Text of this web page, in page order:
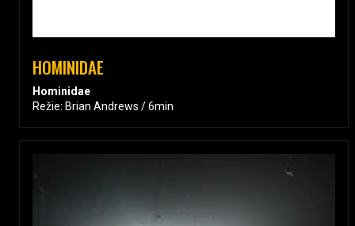
HOMINIDAE
Hominidae
Režie: Brian Andrews / 6min